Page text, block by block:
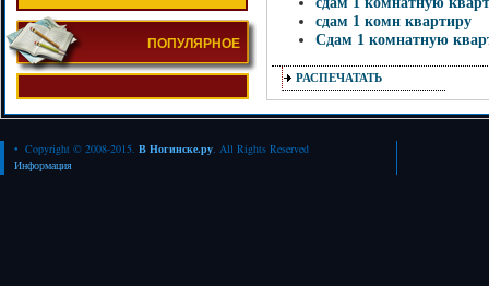
ПОПУЛЯРНОЕ
сдам 1 комн квартиру
Сдам 1 комнатную
РАСПЕЧАТАТЬ
• Copyright © 2008-2015. В Ногинске.ру. All Rights Reserved
Информация